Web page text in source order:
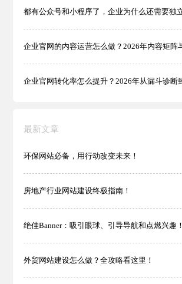
最新文章
环保网站必备，用行动改变未来！
房地产行业网站建设终极指南！
绝佳Banner：吸引眼球、引导导航和点燃兴趣！
外贸网站建设怎么做？全攻略看这里！